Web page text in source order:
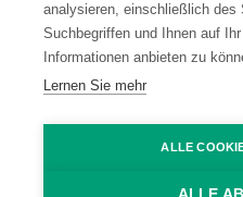
analysieren, einschließlich des
Suchbegriffen und Ihnen auf
Informationen anbieten zu
Lernen Sie mehr
ALLE